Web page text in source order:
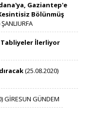
Gaziantep'e
Bölünmüş
Tabliyeler İlerliyor​
​(25.08.2020)
GİRESUN GÜNDEM​